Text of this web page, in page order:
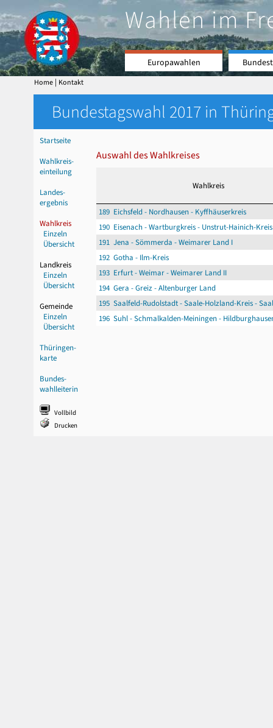
Wahlen im
Europawahlen
Home | Kontakt
Bundestagswahl 2017 in
Startseite
Wahlkreis-
einteilung
Landes-
ergebnis
Wahlkreis
Einzeln
Übersicht
Landkreis
Einzeln
Übersicht
Gemeinde
Einzeln
Übersicht
Thüringen-
karte
Bundes-
wahlleiterin
Vollbild
Drucken
Auswahl des Wahlkreises
Wahlkreis
189 Eichsfeld - Nordhausen - Kyffhäuserkreis
190 Eisenach - Wartburgkreis - Unstrut-Hainich-Kreis
191 Jena - Sömmerda - Weimarer Land I
192 Gotha - Ilm-Kreis
193 Erfurt - Weimar - Weimarer Land II
194 Gera - Greiz - Altenburger Land
195 Saalfeld-Rudolstadt - Saale-Holzland-Kreis -
196 Suhl - Schmalkalden-Meiningen -